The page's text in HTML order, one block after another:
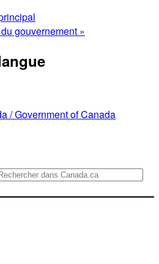
gouvernement »
/Government of Canada